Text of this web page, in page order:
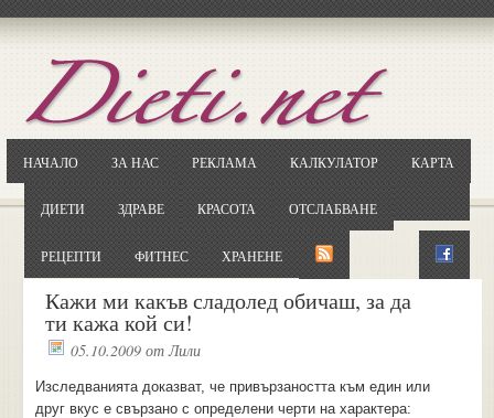
НАЧАЛО ЗА НАС РЕКЛАМА КАЛКУЛАТОР КАРТА
ДИЕТИ ЗДРАВЕ КРАСОТА ОТСЛАБВАНЕ
РЕЦЕПТИ ФИТНЕС ХРАНЕНЕ
Кажи ми какъв сладолед обичаш, за да
ти кажа кой си!
05.10.2009 отЛили
Изследванията доказват, че привързаността към един или
друг вкус е свързано с определени черти на характера:
ОтворетеGoogle.bg
Потърсете "Cloxy"
Кликнете на първия резултат
... и я въведете в полето: